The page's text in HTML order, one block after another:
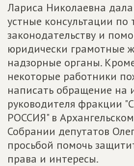
Лариса Николаевна
устные консультации по
законодательству и
юридически грамотные
надзорные органы.
некоторые работники
написать обращение на
руководителя фракции
РОССИЯ" в
Собрании депутатов
просьбой помочь
права и интересы.